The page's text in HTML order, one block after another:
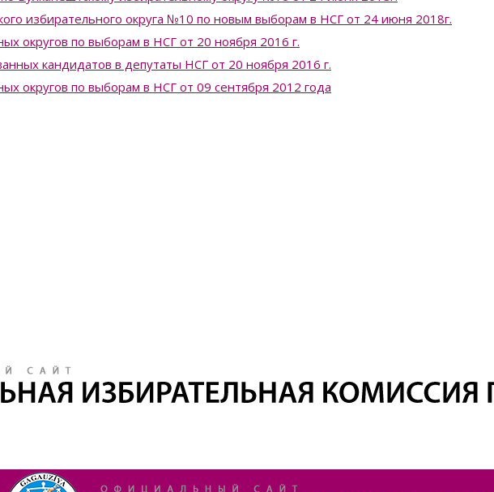
избирательного округа №10 по новым выборам в НСГ от 24 июня 2018г.
округов по выборам в НСГ от 20 ноября 2016 г.
кандидатов в депутаты НСГ от 20 ноября 2016 г.
округов по выборам в НСГ от 09 сентября 2012 года